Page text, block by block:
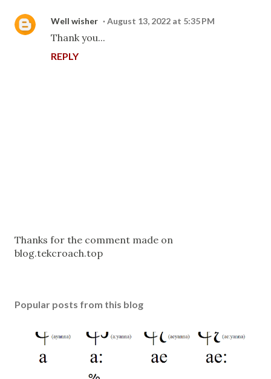
Well wisher August 13, 2022 at 5:35 PM
Thank you...
REPLY
P
o
C
Thanks for the comment made on
blog.tekcroach.top
Popular posts from this blog